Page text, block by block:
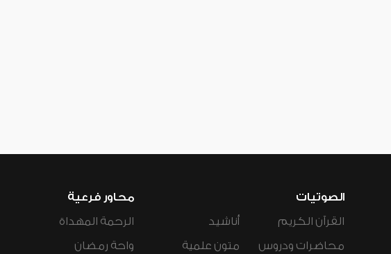
الصوتيات
القرآن الكريم
محاضرات ودروس
أناشيد
متون علمية
محاور فرعية
الرحمة المهداة
واحة رمضان